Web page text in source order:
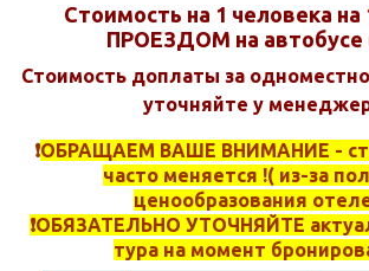
Стоимость на 1 человека на
ПРОЕЗДОМ на автобусе
Стоимость доплаты за
уточняйте у
❗️ОБРАЩАЕМ ВАШЕ ВНИМАНИЕ -
часто меняется !( из-за
ценообразования
❗️ОБЯЗАТЕЛЬНО УТОЧНЯЙТЕ
тура на момент